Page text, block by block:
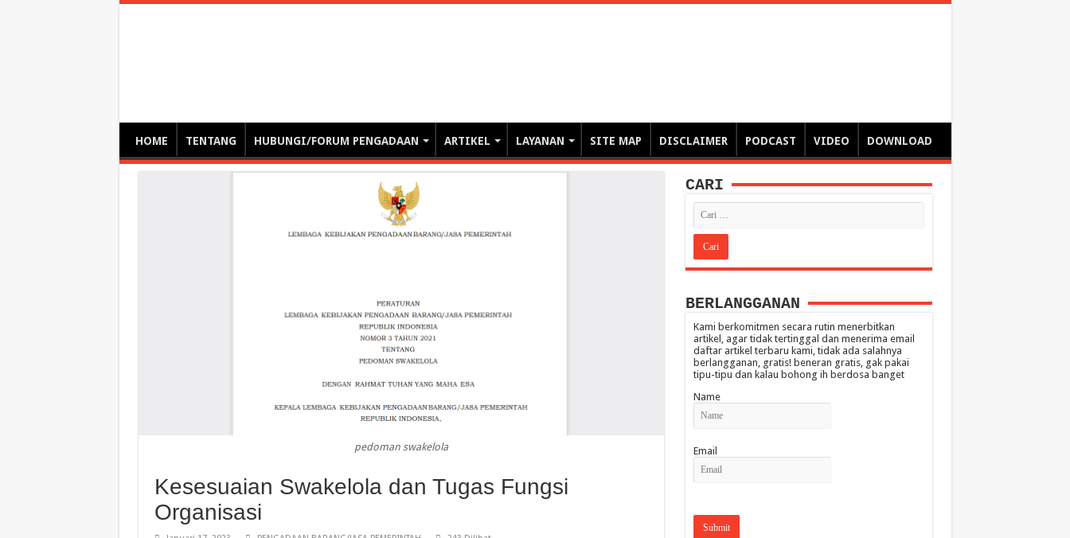
HOME TENTANG HUBUNGI/FORUM PENGADAAN ARTIKEL LAYANAN SITE MAP DISCLAIMER PODCAST VIDEO DOWNLOAD
pedoman swakelola
Kesesuaian Swakelola dan Tugas Fungsi
Organisasi
CARI
BERLANGGANAN
Kami berkomitmen secara rutin menerbitkan
artikel, agar tidak tertinggal dan menerima email
daftar artikel terbaru kami, tidak ada salahnya
berlangganan, gratis! beneran gratis, gak pakai
tipu-tipu dan kalau bohong ih berdosa banget
Name
Email